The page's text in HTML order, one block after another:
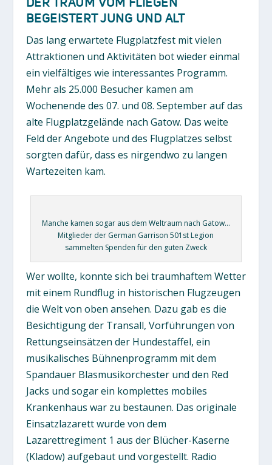
BEGEISTERT JUNG UND ALT
Das lang erwartete Flugplatzfest mit vielen
Attraktionen und Aktivitäten bot wieder einmal
ein vielfältiges wie interessantes Programm.
Mehr als 25.000 Besucher kamen am
Wochenende des 07. und 08. September auf das
alte Flugplatzgelände nach Gatow. Das weite
Feld der Angebote und des Flugplatzes selbst
sorgten dafür, dass es nirgendwo zu langen
Wartezeiten kam.
Manche kamen sogar aus dem Weltraum nach Gatow…
Mitglieder der German Garrison 501st Legion
sammelten Spenden für den guten Zweck
Wer wollte, konnte sich bei traumhaftem Wetter
mit einem Rundflug in historischen Flugzeugen
die Welt von oben ansehen. Dazu gab es die
Besichtigung der Transall, Vorführungen von
Rettungseinsätzen der Hundestaffel, ein
musikalisches Bühnenprogramm mit dem
Spandauer Blasmusikorchester und den Red
Jacks und sogar ein komplettes mobiles
Krankenhaus war zu bestaunen. Das originale
Einsatzlazarett wurde von dem
Lazarettregiment 1 aus der Blücher-Kaserne
(Kladow) aufgebaut und vorgestellt. Radio